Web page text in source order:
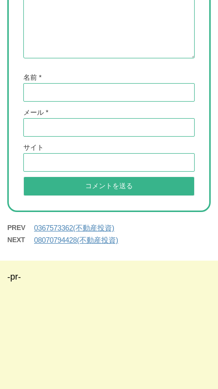
名前 *
メール *
サイト
PREV 0367573362(不動産投資)
NEXT 08070794428(不動産投資)
-pr-